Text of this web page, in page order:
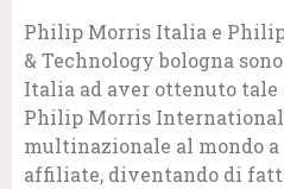
Philip Morris Italia e
& Technology bologna
Italia ad aver ottenuto tale
Philip Morris
multinazionale al mondo
affiliate, diventando di